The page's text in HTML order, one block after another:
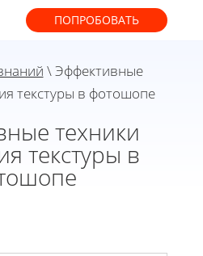
ПОПРОБОВАТЬ
\ Эффективные
текстуры в фотошопе
техники
текстуры в